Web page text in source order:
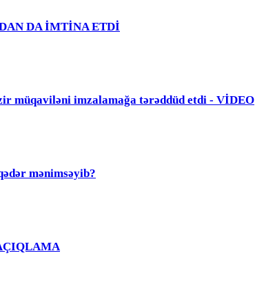
DA İMTİNA ETDİ
müqaviləni imzalamağa tərəddüd etdi - VİDEO
mənimsəyib?